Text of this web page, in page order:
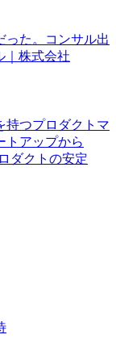
った。コンサル出
｜株式会社
持つプロダクトマ
トアップから
ダクトの安定